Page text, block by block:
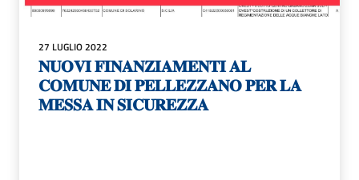
27 LUGLIO 2022
𝐍𝐔𝐎𝐕𝐈 𝐅𝐈𝐍𝐀𝐍𝐙𝐈𝐀𝐌𝐄𝐍𝐓𝐈 𝐀𝐋
𝐂𝐎𝐌𝐔𝐍𝐄 𝐃𝐈 𝐏𝐄𝐋𝐋𝐄𝐙𝐙𝐀𝐍𝐎 𝐏𝐄𝐑 𝐋𝐀
𝐌𝐄𝐒𝐒𝐀 𝐈𝐍 𝐒𝐈𝐂𝐔𝐑𝐄𝐙𝐙𝐀